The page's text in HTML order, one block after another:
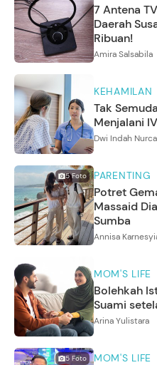
7 Antena
Daerah
Ribuan!
Amira Salsabila
KEHAMILAN
Tak
Menjalani
Dwi Indah
5Foto PARENTING
Potret
Massaid
Sumba
Annisa
MOM'S LIFE
Bolehkah
Suami
Arina Yulistara
5 Foto MOM'S LIFE